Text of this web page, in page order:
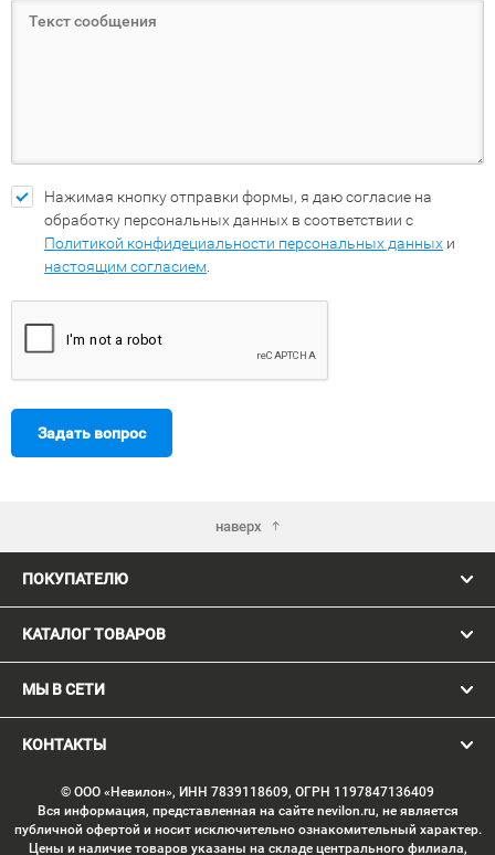
Нажимая кнопку отправки формы, я даю согласие на
обработку персональных данных в соответствии с
Политикой конфидециальности персональных данных и
настоящим согласием
Задать вопрос
наверх
ПОКУПАТЕЛЮ
КАТАЛОГ ТОВАРОВ
МЫ В СЕТИ
КОНТАКТЫ
© ООО «Невилон», ИНН 7839118609, ОГРН 1197847136409
Вся информация, представленная на сайте nevilon.ru, не является
публичной офертой и носит исключительно ознакомительный характер.
Цены и наличие товаров указаны на складе центрального филиала,